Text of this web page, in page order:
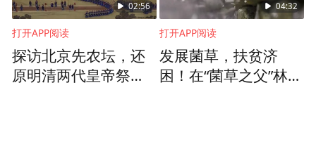
02:56
打开APP阅读
探访北京先农坛，还
原明清两代皇帝祭祀
04:32
打开APP阅读
发展菌草，扶贫济
困！在“菌草之父”林占